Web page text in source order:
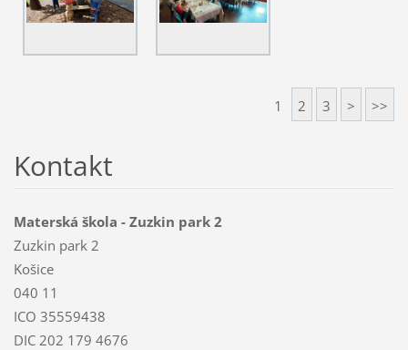
1 2 3 > >>
Kontakt
Materská škola - Zuzkin park 2
Zuzkin park 2
Košice
040 11
ICO 35559438
DIC 202 179 4676